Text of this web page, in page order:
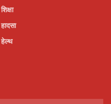
शिक्षा
हादसा
हेल्थ